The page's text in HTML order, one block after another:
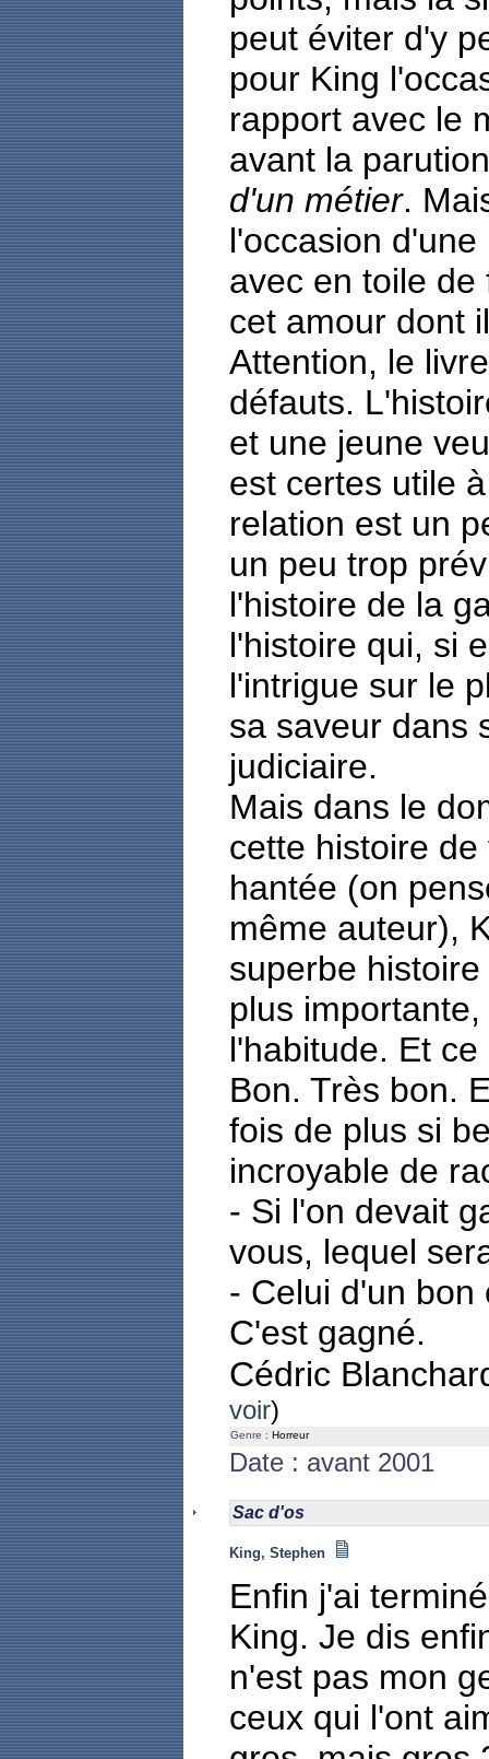
peut éviter d'y
pour King
rapport avec le
avant la
d'un métier.
l'occasion
avec en toile
cet amour dont
Attention, le
défauts.
et une jeune
est certes utile
relation est un
un peu trop
l'histoire de la
l'histoire qui, si
l'intrigue sur le
sa saveur dans
judiciaire.
Mais dans le
cette histoire
hantée (on
même auteur),
superbe
plus
l'habitude. Et
Bon. Très bon.
fois de plus si
incroyable de
- Si l'on devait
vous, lequel
- Celui d'un bon
C'est gagné.
Cédric
voir)
Genre : Horreur
Date : avant 2001
Sac d'os
King, Stephen
Enfin j'ai
King. Je dis
n'est pas mon
ceux qui l'ont